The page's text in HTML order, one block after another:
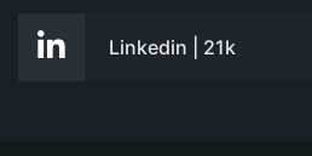
Linkedin | 21k